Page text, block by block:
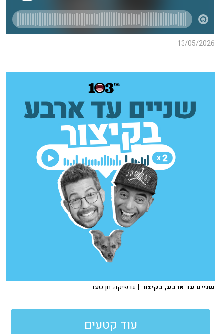
13/05/2026
שניים עד ארבע, בקיצור | גרפיקה: חן סעד
עוד קטעים